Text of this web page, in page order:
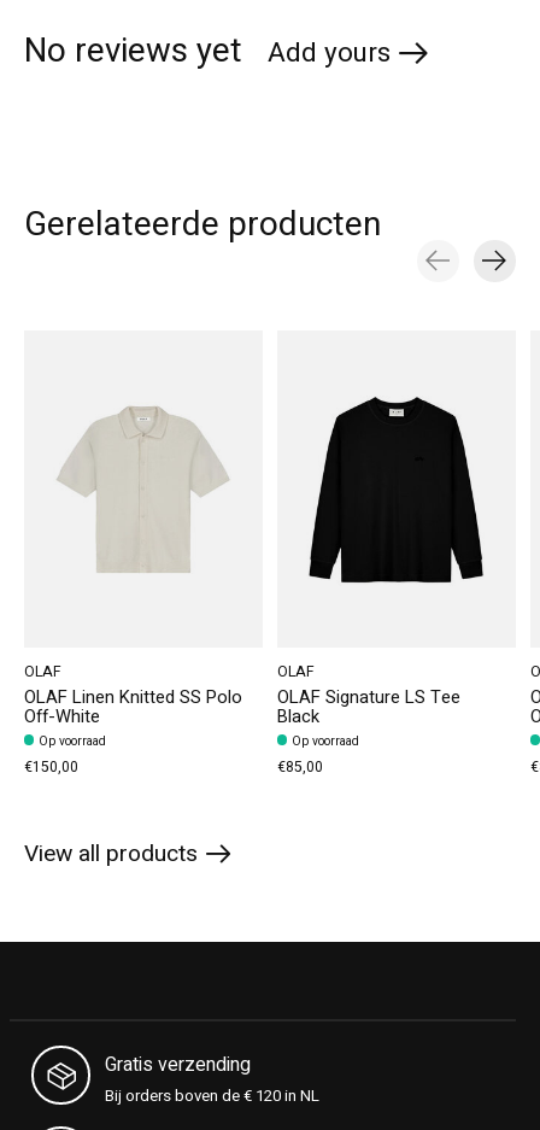
No reviews yet Add yours
Gerelateerde producten
OLAF
OLAF Linen Knitted SS Polo
Off-White
Op voorraad
€150,00
OLAF
OLAF Signature LS Tee
Black
Op voorraad
€85,00
View all products
Gratis verzending
Bij orders boven de € 120 in NL